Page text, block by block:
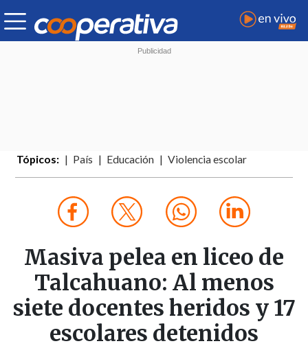
Tópicos: País Educación Violencia escolar
Masiva pelea en liceo de
Talcahuano: Al menos
siete docentes heridos y 17
escolares detenidos